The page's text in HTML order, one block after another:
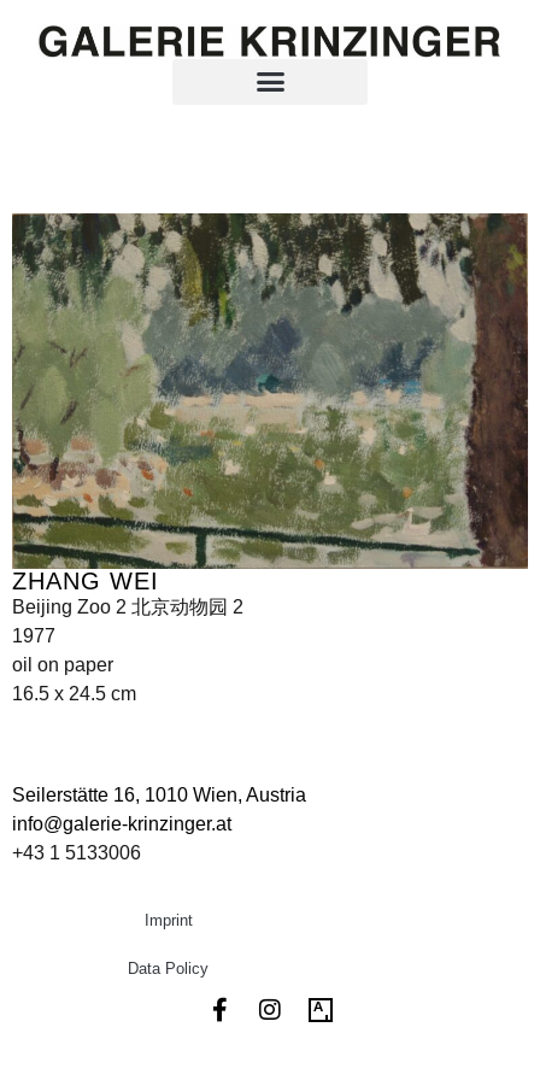
ZHANG WEI
Beijing Zoo 2 北京动物园 2
1977
oil on paper
16.5 x 24.5 cm
Seilerstätte 16, 1010 Wien, Austria
info@galerie-krinzinger.at
+43 1 5133006
Imprint
Data Policy